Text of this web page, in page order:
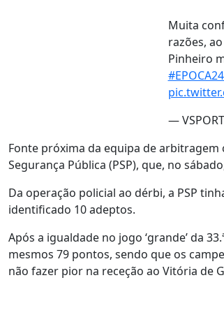
Muita
razões,
Pinheiro
—
Fonte próxima da equipa de
Segurança Pública (PSP), que, no
Da operação policial ao dérbi, a PSP
identificado 10 adeptos.
Após a igualdade no jogo ‘grande’ da
mesmos 79 pontos, sendo que os
não fazer pior na receção ao Vitória de